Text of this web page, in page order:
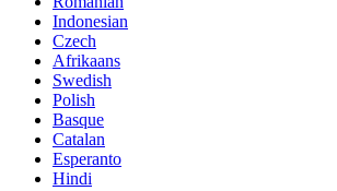
Indonesian
Czech
Afrikaans
Swedish
Polish
Basque
Catalan
Esperanto
Hindi